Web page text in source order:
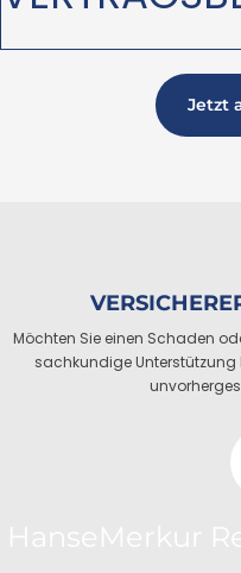
Jetzt
Möchten Sie einen Schaden
sachkundige Unterstützung